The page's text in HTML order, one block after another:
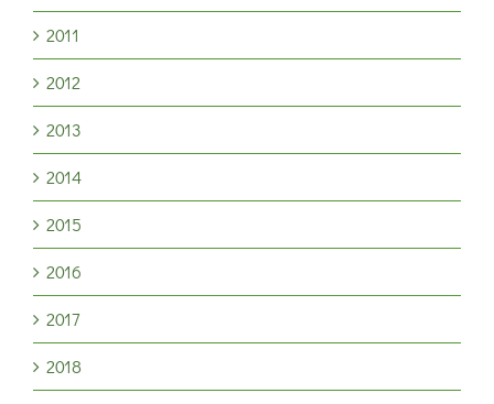
2011
2012
2013
2014
2015
2016
2017
2018